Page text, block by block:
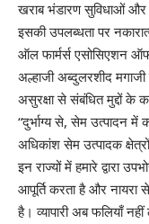
खराब भंडारण सुविधाओं
इसकी उपलब्धता पर
ऑल फार्मर्स एसोसिएशन
अल्हाजी अब्दुलरशीद
असुरक्षा से संबंधित मुद्दों के
“दुर्भाग्य से, सेम उत्पादन में
अधिकांश सेम उत्पादक
इन राज्यों में हमारे द्वारा
आपूर्ति करता है और नायरा
है। व्यापारी अब फलियाँ